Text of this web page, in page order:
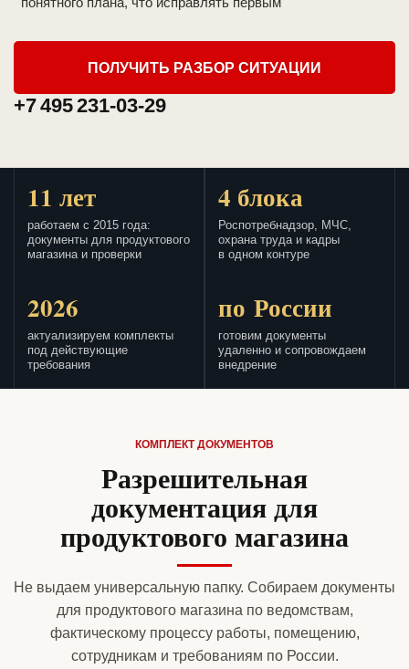
ПОЛУЧИТЬ РАЗБОР СИТУАЦИИ
+7 495 231-03-29
11 лет
работаем с 2015 года:
документы для продуктового
магазина и проверки
4 блока
Роспотребнадзор, МЧС,
охрана труда и кадры
в одном контуре
2026
актуализируем комплекты
под действующие
требования
по России
готовим документы
удаленно и сопровождаем
внедрение
КОМПЛЕКТ ДОКУМЕНТОВ
Разрешительная
документация для
продуктового магазина
Не выдаем универсальную папку. Собираем документы
для продуктового магазина по ведомствам,
фактическому процессу работы, помещению,
сотрудникам и требованиям по России.